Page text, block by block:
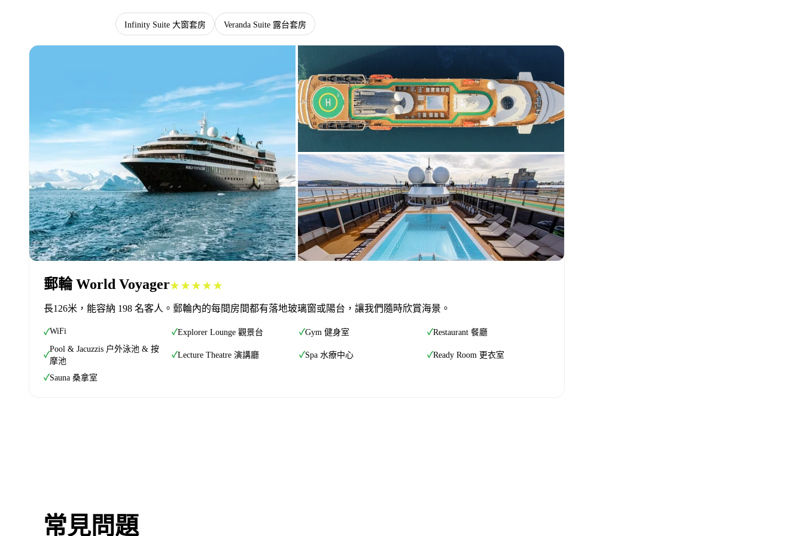
Infinity Suite 大窗套房 Veranda Suite 露台套房
郵輪 World Voyager★★★★★
長126米，能容納 198 名客人。郵輪內的每間房間都有落地玻璃窗或陽台，讓我們隨時欣賞海景。
✓WiFi ✓Explorer Lounge 觀景台 ✓Gym 健身室 ✓Restaurant 餐廳
✓
Pool & Jacuzzis 户外泳池 & 按
摩池
✓Lecture Theatre 演講廳 ✓Spa 水療中心 ✓Ready Room 更衣室
✓Sauna 桑拿室
常見問題